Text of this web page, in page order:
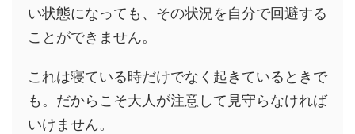
い状態になっても、その状況を自分で回避する
ことができません。
これは寝ている時だけでなく起きているときで
も。だからこそ大人が注意して見守らなければ
いけません。